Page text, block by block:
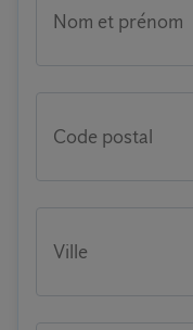
Nom et prénom
Code postal
Ville